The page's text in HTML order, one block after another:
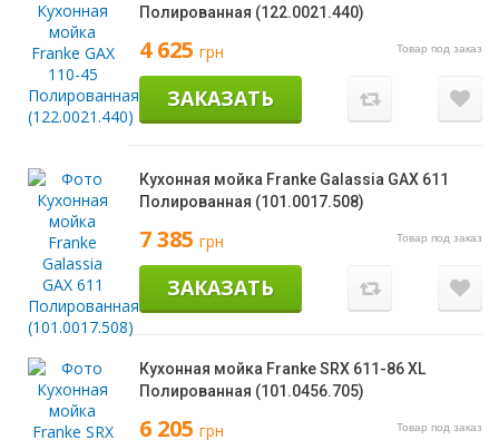
Полированная (122.0021.440)
4 625 грн Товар под заказ
ЗАКАЗАТЬ
Кухонная мойка Franke Galassia GAX 611
Полированная (101.0017.508)
7 385 грн Товар под заказ
ЗАКАЗАТЬ
Кухонная мойка Franke SRX 611-86 XL
Полированная (101.0456.705)
6 205 грн Товар под заказ